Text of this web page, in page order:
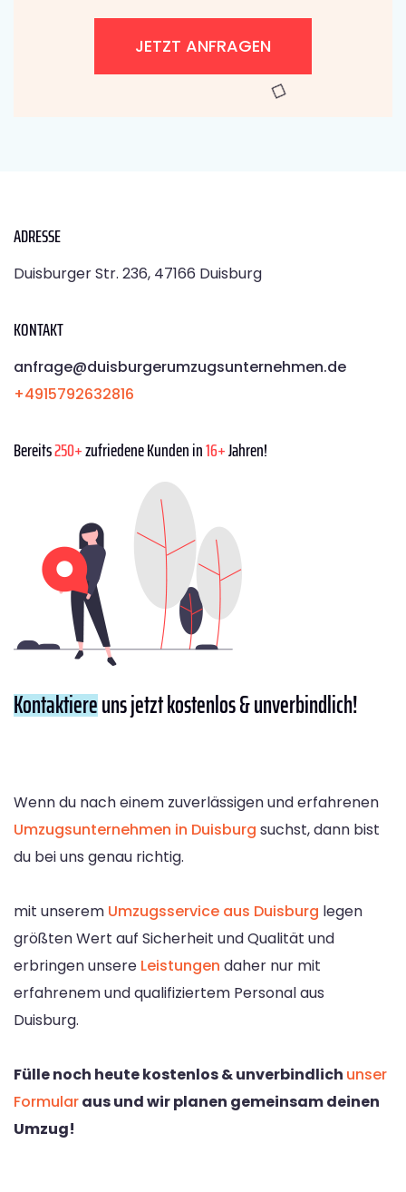
JETZT ANFRAGEN
ADRESSE
Duisburger Str. 236, 47166 Duisburg
KONTAKT
anfrage@duisburgerumzugsunternehmen.de
+4915792632816
Bereits250+zufriedene Kunden in16+Jahren!
Kontaktiereuns jetzt kostenlos & unverbindlich!
Wenn du nach einem zuverlässigen und erfahrenen
Umzugsunternehmen in Duisburg suchst, dann bist
du bei uns genau richtig.
mit unserem Umzugsservice aus Duisburg legen
größten Wert auf Sicherheit und Qualität und
erbringen unsere Leistungen daher nur mit
erfahrenem und qualifiziertem Personal aus
Duisburg.
Fülle noch heute kostenlos & unverbindlich unser
Formularaus und wir planen gemeinsam deinen
Umzug!